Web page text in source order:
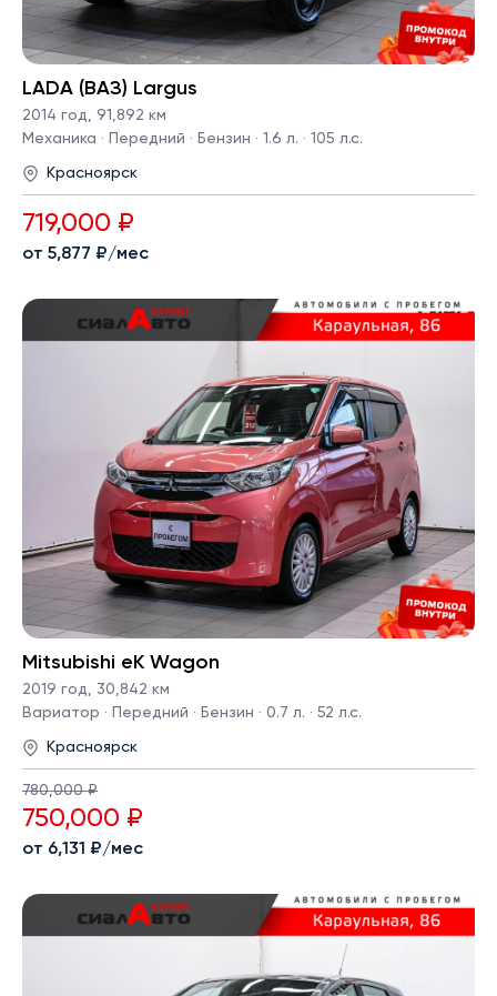
LADA (ВАЗ) Largus
2014 год, 91,892 км
Механика · Передний · Бензин · 1.6 л. · 105 л.с.
Красноярск
719,000 ₽
от 5,877 ₽/мес
Mitsubishi eK Wagon
2019 год, 30,842 км
Вариатор · Передний · Бензин · 0.7 л. · 52 л.с.
Красноярск
780,000 ₽
750,000 ₽
от 6,131 ₽/мес